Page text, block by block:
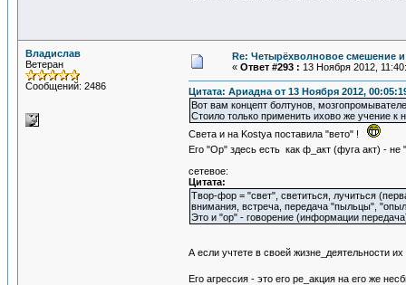
Владислав
Ветеран
Сообщений: 2486
Re: Четырёхволновое смешение и
« Ответ #293 : 13 Ноября 2012,
Цитата: Ариадна от 13 Ноября 2012,
Вот вам концепт болтунов,
Стоило только применить ихово же учение к
Света и на Kostya поставила "вето" !
Его "Ор" здесь есть как ф_акт (фуга акт) -
сетевое:
Цитата:
Твор-фор = "свет", светиться, лучиться
внимания, встреча, передача "пыльцы",
Это и "ор" - говорение (информации
А если учтете в своей жизне_деятельности
Его агрессия - это его ре_акция на его же